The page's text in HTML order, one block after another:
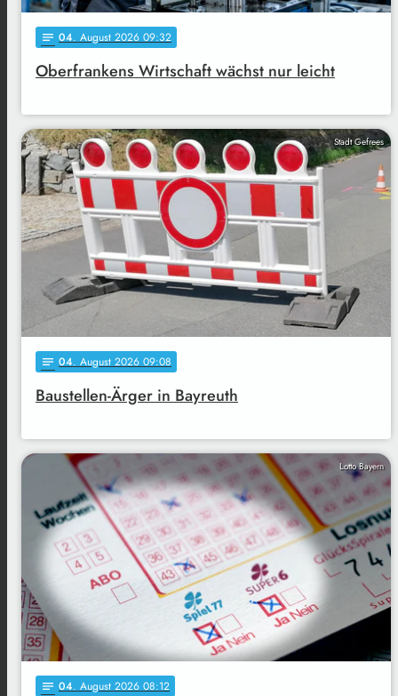
notes 04. August 2026 09:32
Oberfrankens Wirtschaft wächst nur leicht
Stadt Gefrees
notes 04. August 2026 09:08
Baustellen-Ärger in Bayreuth
Lotto Bayern
notes 04. August 2026 08:12